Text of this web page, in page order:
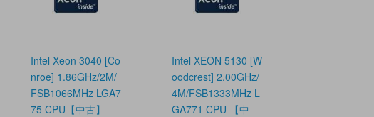
Intel Xeon 3040 [Co
nroe] 1.86GHz/2M/
FSB1066MHz LGA7
75 CPU【中古】
Intel XEON 5130 [W
oodcrest] 2.00GHz/
4M/FSB1333MHz L
GA771 CPU 【中